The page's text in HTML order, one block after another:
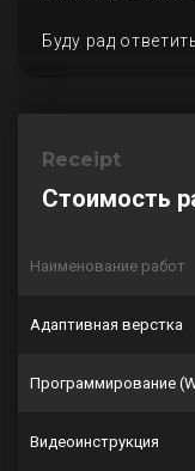
Буду рад
Receipt
Стоимость
Наименование работ
Адаптивная верстка
Программирование
Видеоинструкция